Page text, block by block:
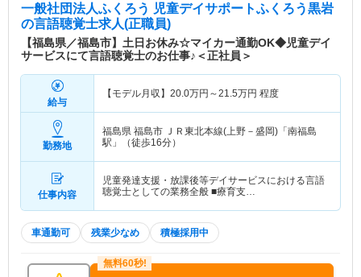
一般社団法人ふくろう 児童デイサポートふくろう黒岩
の言語聴覚士求人(正職員)
【福島県／福島市】土日お休み☆マイカー通勤OK◆児童デイ
サービスにて言語聴覚士のお仕事♪＜正社員＞
給与
【モデル月収】 20.0万円～21.5万円 程度
勤務地
福島県 福島市 ＪＲ東北本線(上野－盛岡)「南福島
駅」（徒歩16分）
仕事内容
児童発達支援・放課後等デイサービスにおける言語
聴覚士としての業務全般 ■療育支…
車通勤可 残業少なめ 積極採用中